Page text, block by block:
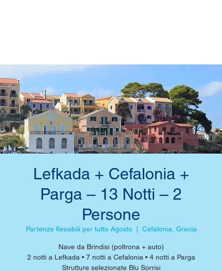
Lefkada + Cefalonia +
Parga – 13 Notti – 2
Persone
Partenze flessibili per tutto Agosto
  |
Cefalonia, Grecia
Nave da Brindisi (poltrona + auto)
2 notti a Lefkada • 7 notti a Cefalonia • 4 notti a Parga
Strutture selezionate Blu Sorrisi